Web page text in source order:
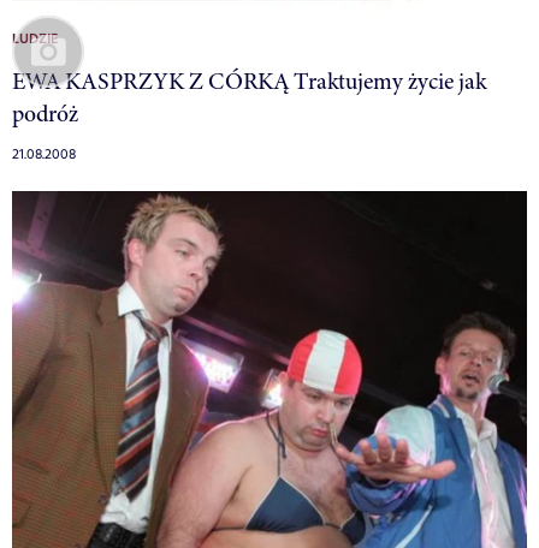
LUDZIE
EWA KASPRZYK Z CÓRKĄ Traktujemy życie jak
podróż
21.08.2008